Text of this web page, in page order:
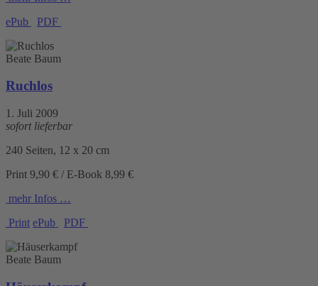
ePub
PDF
Beate Baum
Ruchlos
1. Juli 2009
sofort lieferbar
240 Seiten, 12 x 20 cm
Print 9,90 € / E-Book 8,99 €
mehr Infos …
Print ePub PDF
Beate Baum